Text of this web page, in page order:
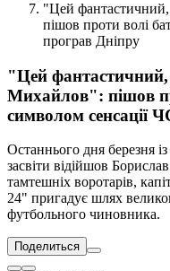
"Цей
пішов проти волі
програв Дніпру
"Цей фантастичний,
Михайлов": пішов
символом сенсації
Останнього дня березня
засвіти відійшов
тамтешніх воротарів,
24" пригадує шлях
футбольного чиновника.
Поделиться